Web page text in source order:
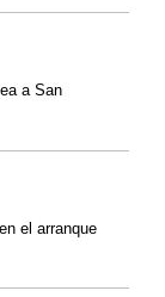
a San
el arranque